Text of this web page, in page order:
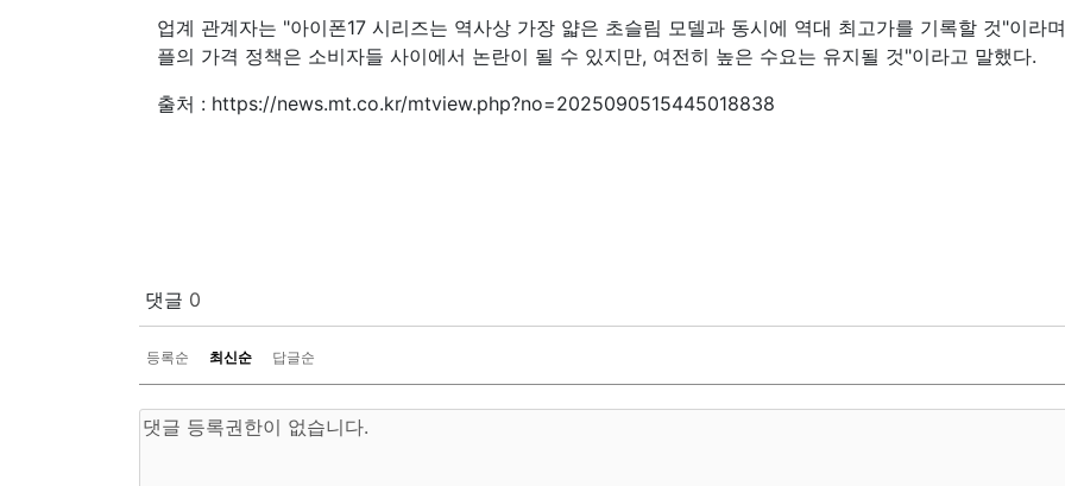
업계 관계자는 "아이폰17 시리즈는 역사상 가장 얇은 초슬림 모델과 동시에 역대 최고가를 기록할 것"이라
플의 가격 정책은 소비자들 사이에서 논란이 될 수 있지만, 여전히 높은 수요는 유지될 것"이라고 말했다.
출처 : https://news.mt.co.kr/mtview.php?no=2025090515445018838
댓글 0
등록순 최신순 답글순